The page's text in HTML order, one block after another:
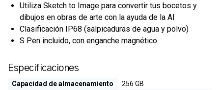
Utiliza Sketch to Image para convertir tus bocetos y
dibujos en obras de arte con la ayuda de la AI
Clasificación IP68 (salpicaduras de agua y polvo)
S Pen incluido, con enganche magnético
Especificaciones
Capacidad de almacenamiento
256 GB